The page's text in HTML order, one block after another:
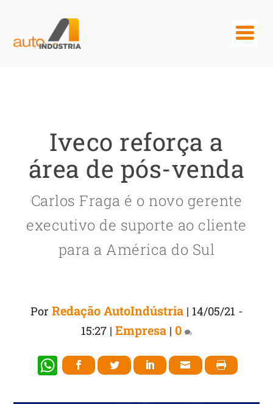
Iveco reforça a
área de pós-venda
Carlos Fraga é o novo gerente
executivo de suporte ao cliente
para a América do Sul
Por Redação AutoIndústria | 14/05/21 -
15:27 | Empresa | 0
W